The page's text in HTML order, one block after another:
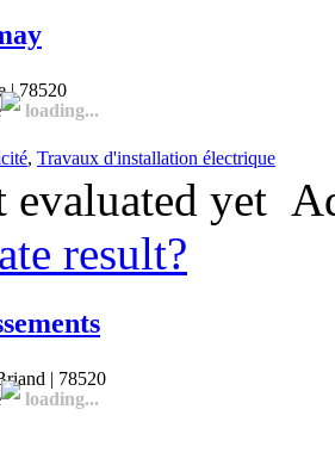
| 78520
loading...
, Travaux d'installation électrique
evaluated yet
result?
| 78520
loading...